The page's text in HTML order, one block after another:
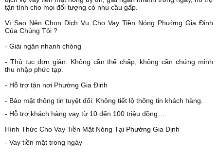
tận tình cho mọi đối tượng có nhu cầu gấp.
Vì Sao Nên Chọn Dịch Vụ Cho Vay Tiền Nóng Phường Gia Định
Của Chúng Tôi ?
- Giải ngân nhanh chóng
- Thủ tục đơn giản: Không cần thế chấp, không cần chứng minh
thu nhập phức tạp.
- Hỗ trợ tận nơi Phường Gia Định
- Bảo mật thông tin tuyệt đối: Không tiết lộ thông tin khách hàng.
- Hỗ trợ khách hàng vay từ 10 đến 100 triệu đồng….
Hình Thức Cho Vay Tiền Mặt Nóng Tại Phường Gia Định
- Vay tiền mặt trong ngày